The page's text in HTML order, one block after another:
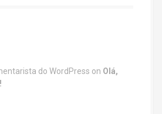
do WordPress on Olá,